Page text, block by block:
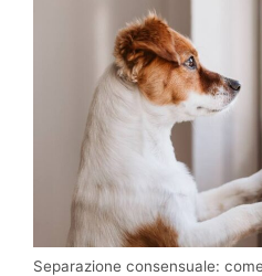
Separazione consensuale: